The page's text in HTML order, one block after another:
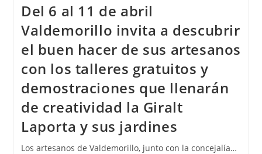
Del 6 al 11 de abril
Valdemorillo invita a descubrir
el buen hacer de sus artesanos
con los talleres gratuitos y
demostraciones que llenarán
de creatividad la Giralt
Laporta y sus jardines
Los artesanos de Valdemorillo, junto con la concejalía…